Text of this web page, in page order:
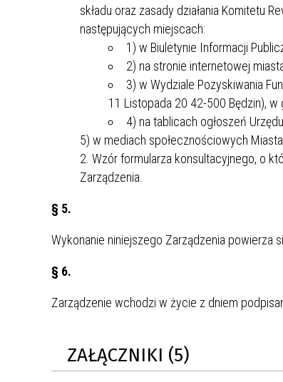
składu oraz zasady działania Komitetu
następujących miejscach:
1) w Biuletynie Informacji
2) na stronie internetowej
3) w Wydziale Pozyskiwania
11 Listopada 20 42-500 Będzin), w
4) na tablicach ogłoszeń
5) w mediach społecznościowych Miasta
Wzór formularza konsultacyjnego, o
Zarządzenia.
§ 5.
Wykonanie niniejszego Zarządzenia powierza
§ 6.
Zarządzenie wchodzi w życie z dniem
ZAŁĄCZNIKI (5)